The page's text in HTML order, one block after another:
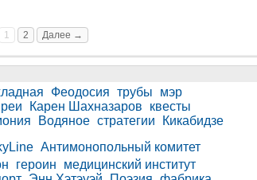
1 2 Далее →
Феодосия трубы
мэр
Карен Шахназаров
квесты
Водяное стратегии Кикабидзе
Антимонопольный комитет
героин
медицинский институт